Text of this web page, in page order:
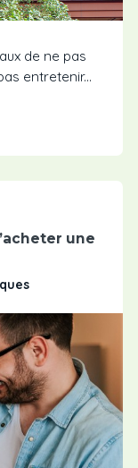
de ne pas
entretenir...
une